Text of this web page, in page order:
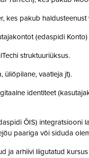
kes pakub
(edaspidi
struktuuriüksus.
üliõpilane, vaatleja jt).
identiteet
ÕIS)
paariga või siduda
ja arhiivi liigutatud